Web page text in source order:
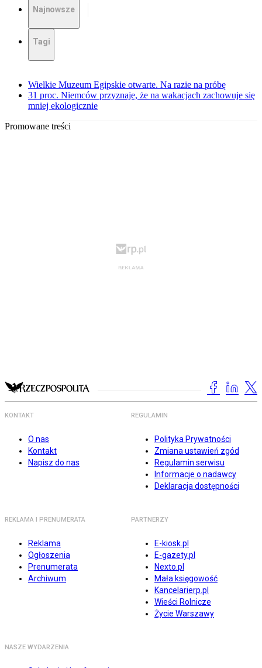
Najnowsze
Tagi
Wielkie Muzeum Egipskie otwarte. Na razie na próbę
31 proc. Niemców przyznaje, że na wakacjach zachowuje się
mniej ekologicznie
Promowane treści
KONTAKT
O nas
Kontakt
Napisz do nas
REGULAMIN
Polityka Prywatności
Zmiana ustawień zgód
Regulamin serwisu
Informacje o nadawcy
Deklaracja dostępności
REKLAMA I PRENUMERATA
Reklama
Ogłoszenia
Prenumerata
Archiwum
PARTNERZY
E-kiosk.pl
E-gazety.pl
Nexto.pl
Mała księgowość
Kancelarierp.pl
Wieści Rolnicze
Życie Warszawy
NASZE WYDARZENIA